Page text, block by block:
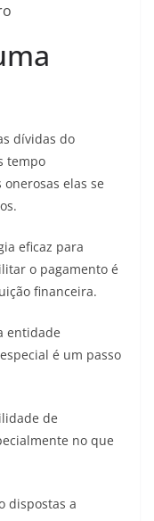
dívidas do
tempo
elas se
eficaz para
o pagamento é
financeira.
entidade
é um passo
de
no que
dispostas a